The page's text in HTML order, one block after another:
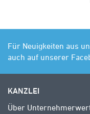
Für Neuigkeiten aus
auch auf unserer
KANZLEI
Über